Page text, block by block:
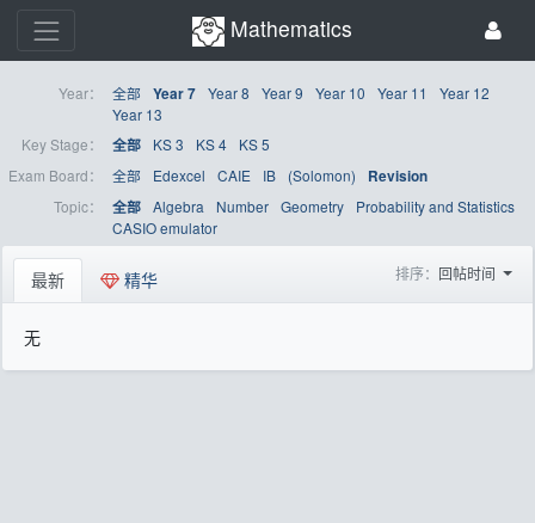
Mathematics
Year： 全部 Year 7 Year 8 Year 9 Year 10 Year 11
Year 12
Year 13
Key Stage：
全部 KS 3 KS 4
KS 5
Exam Board：
全部 Edexcel CAIE IB (Solomon)
Revision
Topic：
全部 Algebra Number Geometry
Probability and Statistics
CASIO emulator
最新 精华 排序： 回帖时间
无